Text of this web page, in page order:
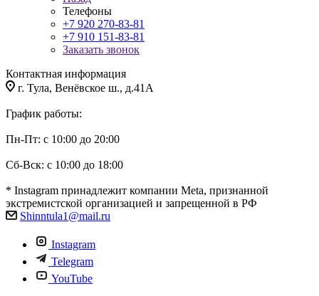
Телефоны
+7 920 270-83-81
+7 910 151-83-81
Заказать звонок
Контактная информация
г. Тула, Венёвское ш., д.41А
График работы:
Пн-Пт: с 10:00 до 20:00
Сб-Вск: с 10:00 до 18:00
* Instagram принадлежит компании Meta, признанной
экстремистской организацией и запрещенной в РФ
Shinntula1@mail.ru
Instagram
Telegram
YouTube